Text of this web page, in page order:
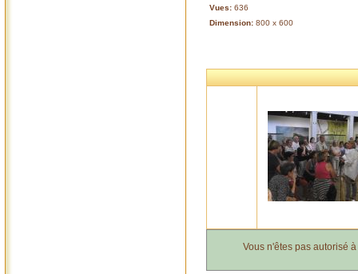
Vues: 636
Dimension: 800 x 600
Vous n'êtes pas autorisé